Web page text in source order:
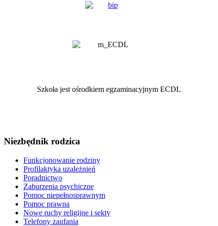
Szkoła jest ośrodkiem egzaminacyjnym ECDL
Niezbędnik rodzica
Funkcjonowanie rodziny
Profilaktyka uzależnień
Poradnictwo
Zaburzenia psychiczne
Pomoc niepełnosprawnym
Pomoc prawna
Nowe ruchy religijne i sekty
Telefony zaufania